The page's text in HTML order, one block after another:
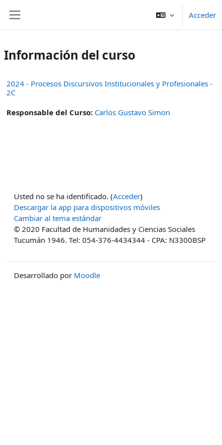
Acceder
Información del curso
2024 - Procesos Discursivos Institucionales y Profesionales -
2C
Responsable del Curso: Carlos Gustavo Simon
Usted no se ha identificado. (Acceder)
Descargar la app para dispositivos móviles
Cambiar al tema estándar
© 2020 Facultad de Humanidades y Ciencias Sociales
Tucumán 1946. Tel: 054-376-4434344 - CPA: N3300BSP
Desarrollado por Moodle